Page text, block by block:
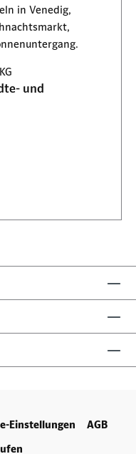
und
Einstellungen
AGB